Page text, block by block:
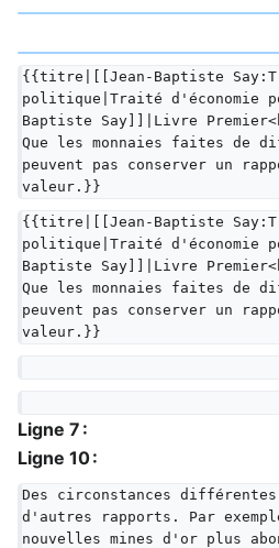
{{titre|[[Jean-Baptiste
politique|Traité d'économie
Baptiste Say]]|Livre
Que les monnaies faites de
peuvent pas conserver un
valeur.}}
{{titre|[[Jean-Baptiste
politique|Traité d'économie
Baptiste Say]]|Livre
Que les monnaies faites de
peuvent pas conserver un
valeur.}}
Ligne 7 :
Ligne 10 :
Des circonstances
d'autres rapports. Par
nouvelles mines d'or plus